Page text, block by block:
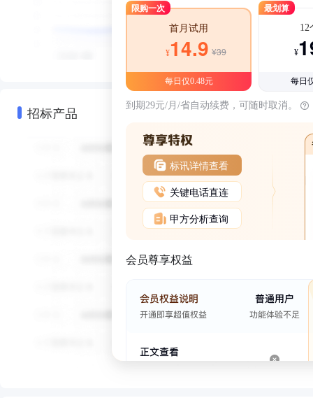
招标产品
限购一次
首月试用
¥14.9 ¥39
每日仅0.48元
最划算
12
¥
每日
到期29元/月/省自动续费，可随时取消。
标讯详情查看
关键电话直连
甲方分析查询
会员尊享权益